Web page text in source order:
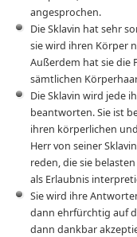
angesprochen.
Die Sklavin hat sehr
sie wird ihren Körper
Außerdem hat sie die
sämtlichen
Die Sklavin wird jede
beantworten. Sie ist
ihren körperlichen
Herr von seiner
reden, die sie
als Erlaubnis
Sie wird ihre
dann ehrfürchtig auf
dann dankbar